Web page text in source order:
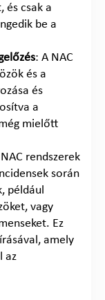
és csak a
be a
: A NAC
és a
és
a
mielőtt
rendszerek
során
például
vagy
Ez
amely
az